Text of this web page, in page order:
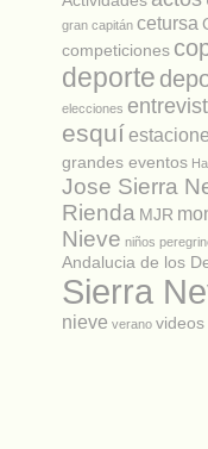
gran capitán cetursa
competiciones
deporte
elecciones
esquí
grandes eventos
Jose Sierra
Rienda MJR
Nieve niños
Andalucia de los
Sierra
nieve verano videos